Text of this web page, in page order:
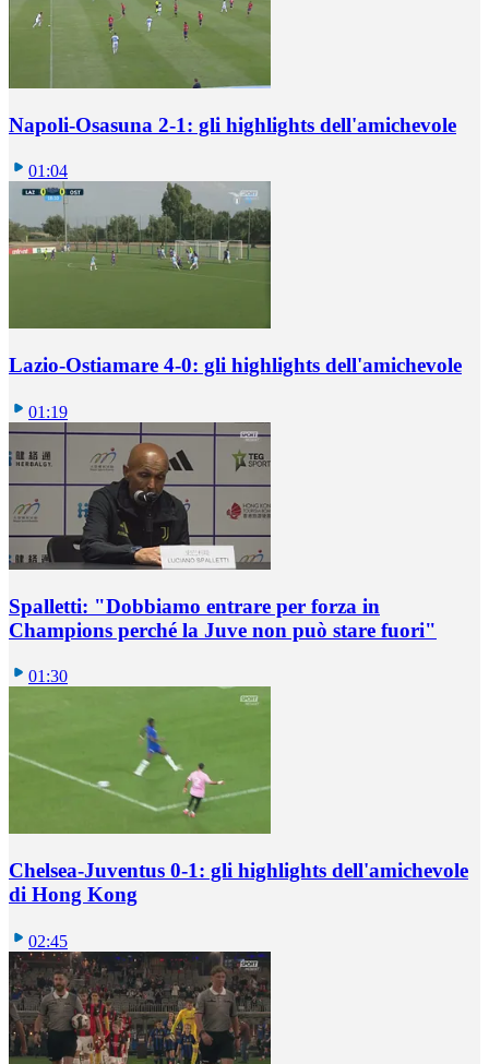
Napoli-Osasuna 2-1: gli highlights dell'amichevole
01:04
Lazio-Ostiamare 4-0: gli highlights dell'amichevole
01:19
Spalletti: "Dobbiamo entrare per forza in
Champions perché la Juve non può stare fuori"
01:30
Chelsea-Juventus 0-1: gli highlights dell'amichevole
di Hong Kong
02:45